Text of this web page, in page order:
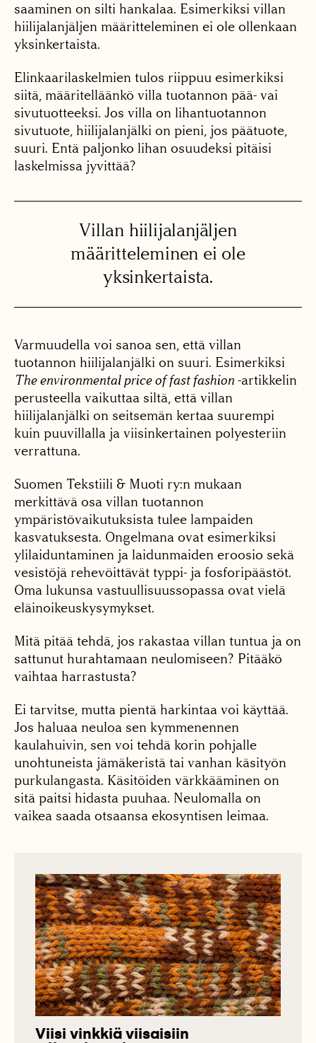
saaminen on silti hankalaa. Esimerkiksi villan
hiilijalanjäljen määritteleminen ei ole ollenkaan
yksinkertaista.
Elinkaarilaskelmien tulos riippuu esimerkiksi
siitä, määritelläänkö villa tuotannon pää- vai
sivutuotteeksi. Jos villa on lihantuotannon
sivutuote, hiilijalanjälki on pieni, jos päätuote,
suuri. Entä paljonko lihan osuudeksi pitäisi
laskelmissa jyvittää?
Villan hiilijalanjäljen
määritteleminen ei ole
yksinkertaista.
Varmuudella voi sanoa sen, että villan
tuotannon hiilijalanjälki on suuri. Esimerkiksi
The environmental price of fast fashion -artikkelin
perusteella vaikuttaa siltä, että villan
hiilijalanjälki on seitsemän kertaa suurempi
kuin puuvillalla ja viisinkertainen polyesteriin
verrattuna.
Suomen Tekstiili & Muoti ry:n mukaan
merkittävä osa villan tuotannon
ympäristövaikutuksista tulee lampaiden
kasvatuksesta. Ongelmana ovat esimerkiksi
ylilaiduntaminen ja laidunmaiden eroosio sekä
vesistöjä rehevöittävät typpi- ja fosforipäästöt.
Oma lukunsa vastuullisuussopassa ovat vielä
eläinoikeuskysymykset.
Mitä pitää tehdä, jos rakastaa villan tuntua ja on
sattunut hurahtamaan neulomiseen? Pitääkö
vaihtaa harrastusta?
Ei tarvitse, mutta pientä harkintaa voi käyttää.
Jos haluaa neuloa sen kymmenennen
kaulahuivin, sen voi tehdä korin pohjalle
unohtuneista jämäkeristä tai vanhan käsityön
purkulangasta. Käsitöiden värkkääminen on
sitä paitsi hidasta puuhaa. Neulomalla on
vaikea saada otsaansa ekosyntisen leimaa.
Viisi vinkkiä viisaisiin